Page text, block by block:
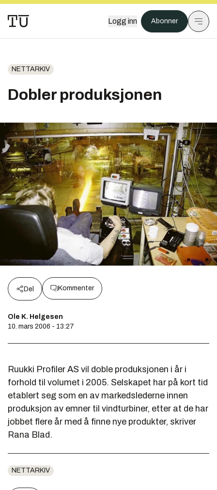
Logg inn Abonner
NETTARKIV
Dobler produksjonen
Del Kommenter
Ole K. Helgesen
10. mars 2006 - 13:27
Ruukki Profiler AS vil doble produksjonen i år i
forhold til volumet i 2005. Selskapet har på kort tid
etablert seg som en av markedslederne innen
produksjon av emner til vindturbiner, etter at de har
jobbet flere år med å finne nye produkter, skriver
Rana Blad.
NETTARKIV